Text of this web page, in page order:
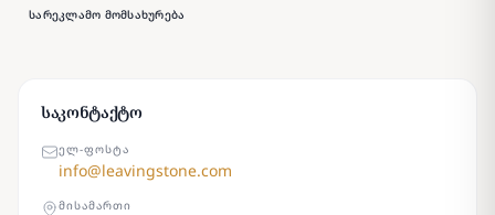
სარეკლამო მომსახურება
საკონტაქტო
ᲔᲚ-ᲤᲝᲡᲢᲐ
info@leavingstone.com
ᲛᲘᲡᲐᲛᲐᲠᲗᲘ